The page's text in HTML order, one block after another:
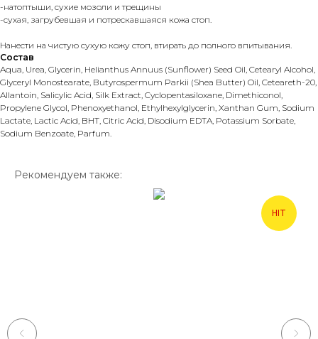
-натоптыши, сухие мозоли и трещины
-сухая, загрубевшая и потрескавшаяся кожа стоп.
Нанести на чистую сухую кожу стоп, втирать до полного впитывания.
Состав
Aqua, Urea, Glycerin, Helianthus Annuus (Sunflower) Seed Oil, Cetearyl Alcohol,
Glyceryl Monostearate, Butyrospermum Parkii (Shea Butter) Oil, Ceteareth-20,
Allantoin, Salicylic Acid, Silk Extract, Cyclopentasiloxane, Dimethiconol,
Propylene Glycol, Phenoxyethanol, Ethylhexylglycerin, Xanthan Gum, Sodium
Lactate, Lactic Acid, BHT, Citric Acid, Disodium EDTA, Potassium Sorbate,
Sodium Benzoate, Parfum.
Рекомендуем также:
HIT